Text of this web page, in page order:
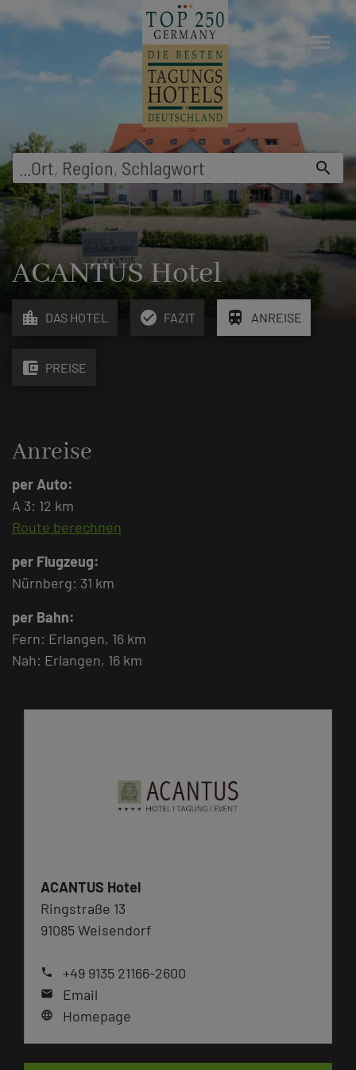
Ort, Region, Schlagwort search
menu
ACANTUS Hotel
location_city DAS HOTEL check_circle FAZIT train ANREISE
account_balance_wallet PREISE
Anreise
per Auto:
A 3: 12 km
Route berechnen
per Flugzeug:
Nürnberg: 31 km
per Bahn:
Fern: Erlangen, 16 km
Nah: Erlangen, 16 km
ACANTUS Hotel
Ringstraße 13
91085 Weisendorf
phone +49 9135 21166-2600
mail Email
language Homepage